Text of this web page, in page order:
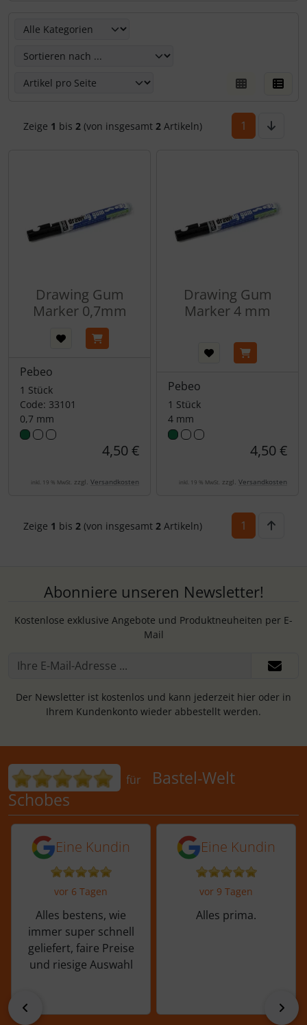
Zeige 1 bis 2(von insgesamt 2Artikeln) 1
Drawing Gum
Marker 0,7mm
Pebeo
1 Stück
Code: 33101
0,7 mm
4,50 €
inkl. 19 % MwSt. zzgl. Versandkosten
Drawing Gum
Marker 4 mm
Pebeo
1 Stück
4 mm
4,50 €
inkl. 19 % MwSt. zzgl. Versandkosten
Zeige 1 bis 2(von insgesamt 2Artikeln) 1
Abonniere unseren Newsletter!
Kostenlose exklusive Angebote und Produktneuheiten per E-
Mail
Der Newsletter ist kostenlos und kann jederzeit hier oder in
Ihrem Kundenkonto wieder abbestellt werden.
Bewertungen für Bastel-Welt
für
Bastel-Welt
Schobes
5 von 5 Sternen von einer Kundin vor
Eine Kundin
vor 6 Tagen
Alles bestens, wie
immer super schnell
geliefert, faire Preise
und riesige Auswahl
5 von 5 Sternen
Eine Kundin
vor 9 Tagen
Alles prima.
vor